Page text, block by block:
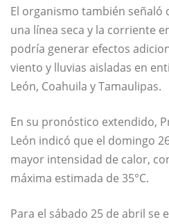
El organismo también señaló
una línea seca y la corriente
podría generar efectos
viento y lluvias aisladas en
León, Coahuila y Tamaulipas.
En su pronóstico extendido,
León indicó que el domingo
mayor intensidad de calor,
máxima estimada de 35°C.
Para el sábado 25 de abril se